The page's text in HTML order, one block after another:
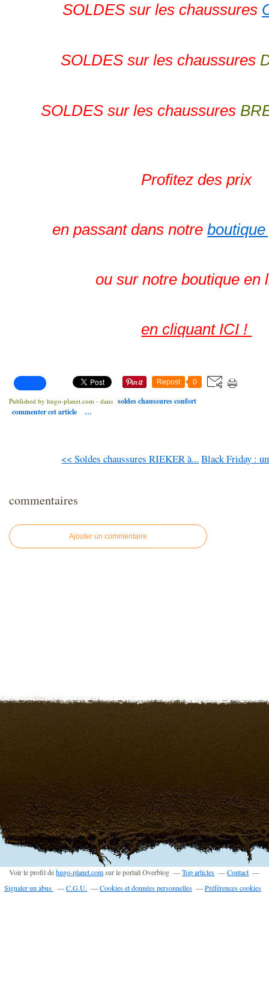
SOLDES sur les chaussures
SOLDES sur les chaussures
SOLDES sur les chaussures
Profitez des prix
en passant dans notre
ou sur notre boutique en
en cliquant ICI !
Repost 0
Published by hugo-planet.com - dans soldes chaussures confort
commenter cet article
…
<< Soldes chaussures RIEKER à... Black Friday :
commentaires
Ajouter un commentaire
Voir le profil dehugo-planet.comsur le portail Overblog Top articles
Contact
Signaler un abus
C.G.U. Cookies et données personnelles Préférences cookies